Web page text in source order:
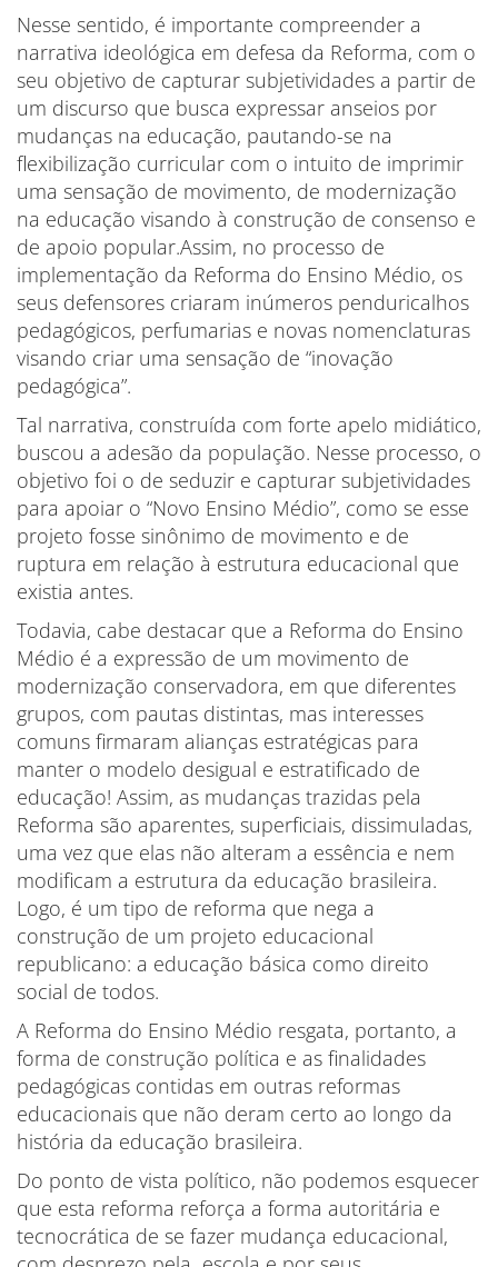
Nesse sentido, é importante compreender a
narrativa ideológica em defesa da Reforma, com o
seu objetivo de capturar subjetividades a partir de
um discurso que busca expressar anseios por
mudanças na educação, pautando-se na
flexibilização curricular com o intuito de imprimir
uma sensação de movimento, de modernização
na educação visando à construção de consenso e
de apoio popular.Assim, no processo de
implementação da Reforma do Ensino Médio, os
seus defensores criaram inúmeros penduricalhos
pedagógicos, perfumarias e novas nomenclaturas
visando criar uma sensação de “inovação
pedagógica”.
Tal narrativa, construída com forte apelo midiático,
buscou a adesão da população. Nesse processo, o
objetivo foi o de seduzir e capturar subjetividades
para apoiar o “Novo Ensino Médio”, como se esse
projeto fosse sinônimo de movimento e de
ruptura em relação à estrutura educacional que
existia antes.
Todavia, cabe destacar que a Reforma do Ensino
Médio é a expressão de um movimento de
modernização conservadora, em que diferentes
grupos, com pautas distintas, mas interesses
comuns firmaram alianças estratégicas para
manter o modelo desigual e estratificado de
educação! Assim, as mudanças trazidas pela
Reforma são aparentes, superficiais, dissimuladas,
uma vez que elas não alteram a essência e nem
modificam a estrutura da educação brasileira.
Logo, é um tipo de reforma que nega a
construção de um projeto educacional
republicano: a educação básica como direito
social de todos.
A Reforma do Ensino Médio resgata, portanto, a
forma de construção política e as finalidades
pedagógicas contidas em outras reformas
educacionais que não deram certo ao longo da
história da educação brasileira.
Do ponto de vista político, não podemos esquecer
que esta reforma reforça a forma autoritária e
tecnocrática de se fazer mudança educacional,